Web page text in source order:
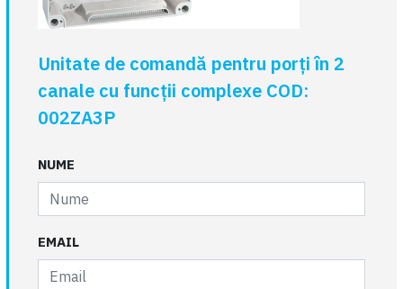
Unitate de comandă pentru porți în 2
canale cu funcții complexe COD:
002ZA3P
NUME
EMAIL